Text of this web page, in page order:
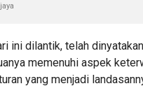
ini dilantik, telah
memenuhi aspek
yang menjadi